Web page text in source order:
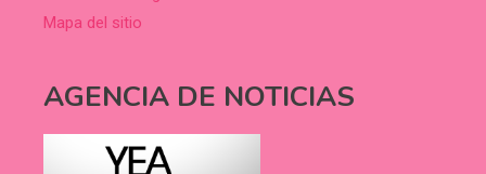
Mapa del sitio
AGENCIA DE NOTICIAS